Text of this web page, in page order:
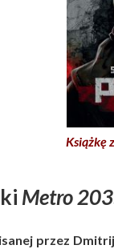
Książkę
Metro
przez